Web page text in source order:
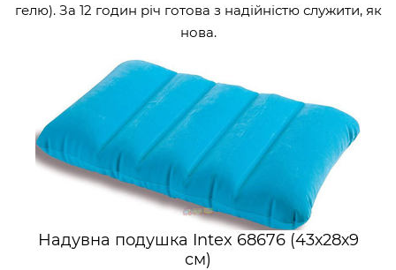
гелю). За 12 годин річ готова з надійністю служити, як
нова.
Надувна подушка Intex 68676 (43х28х9
см)